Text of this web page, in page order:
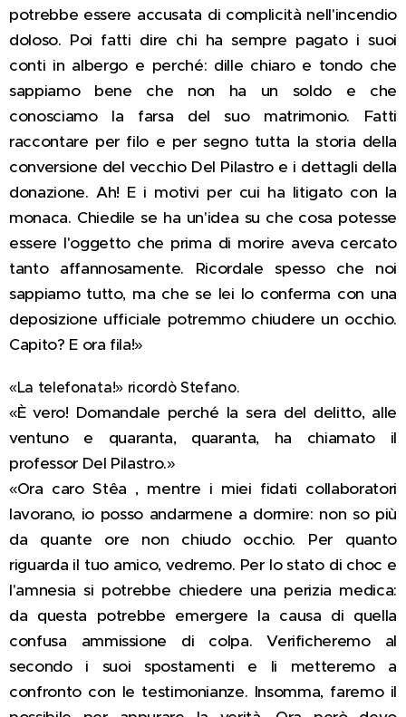
potrebbe essere accusata di complicità nell'incendio
doloso. Poi fatti dire chi ha sempre pagato i suoi
conti in albergo e perché: dille chiaro e tondo che
sappiamo bene che non ha un soldo e che
conosciamo la farsa del suo matrimonio. Fatti
raccontare per filo e per segno tutta la storia della
conversione del vecchio Del Pilastro e i dettagli della
donazione. Ah! E i motivi per cui ha litigato con la
monaca. Chiedile se ha un'idea su che cosa potesse
essere l'oggetto che prima di morire aveva cercato
tanto affannosamente. Ricordale spesso che noi
sappiamo tutto, ma che se lei lo conferma con una
deposizione ufficiale potremmo chiudere un occhio.
Capito? E ora fila!»
«La telefonata!» ricordò Stefano.
«È vero! Domandale perché la sera del delitto, alle
ventuno e quaranta, quaranta, ha chiamato il
professor Del Pilastro.»
«Ora caro Stêa , mentre i miei fidati collaboratori
lavorano, io posso andarmene a dormire: non so più
da quante ore non chiudo occhio. Per quanto
riguarda il tuo amico, vedremo. Per lo stato di choc e
l'amnesia si potrebbe chiedere una perizia medica:
da questa potrebbe emergere la causa di quella
confusa ammissione di colpa. Verificheremo al
secondo i suoi spostamenti e li metteremo a
confronto con le testimonianze. Insomma, faremo il